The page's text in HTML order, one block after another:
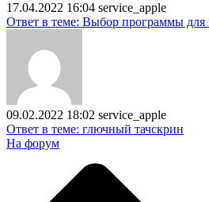
17.04.2022 16:04 service_apple
Ответ в теме: Выбор программы для
09.02.2022 18:02 service_apple
Ответ в теме: глючный тачскрин
На форум